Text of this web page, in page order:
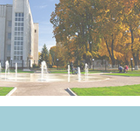
“Черкасиводоканал”